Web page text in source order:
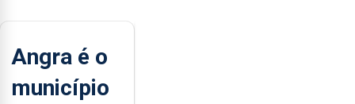
Angra é o
município